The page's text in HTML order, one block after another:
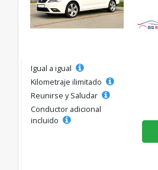
Igual a igual
Kilometraje ilimitado
Reunirse y Saludar
Conductor adicional
incluido